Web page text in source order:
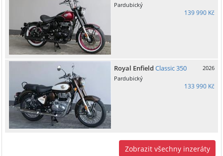
Pardubický
139 990 Kč
Royal Enfield Classic 350
2026
Pardubický
133 990 Kč
Zobrazit všechny inzeráty